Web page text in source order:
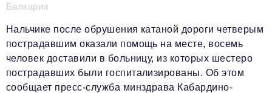
Политика
Промышленность
Общество
Транспорт
Балкарии
Нальчике после обрушения катаной дороги четверым
пострадавшим оказали помощь на месте, восемь
человек доставили в больницу, из которых шестеро
пострадавших были госпитализированы. Об этом
сообщает пресс-служба минздрава Кабардино-